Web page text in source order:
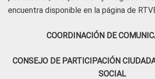
encuentra disponible en la página de
COORDINACIÓN DE
CONSEJO DE PARTICIPACIÓN
SOCIAL